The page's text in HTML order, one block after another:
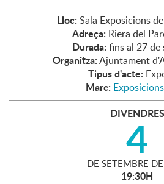
Lloc: Sala Exposicions
Adreça: Riera del
Durada: fins al 27 de
Organitza:Ajuntament
Tipus d'acte:
Marc:
DIVENDRES
4
DE SETEMBRE DE
19:30H